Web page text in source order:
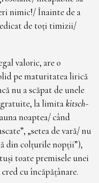
nimic!/ Înainte de a
de toți timizii/
valoric, are o
pe maturitatea lirică
nu a scăpat de unele
gratuite, la limitakitsch-
noaptea/ când
„setea de vară/ nu
din colțurile nopții”),
toate premisele unei
cu încăpățânare.